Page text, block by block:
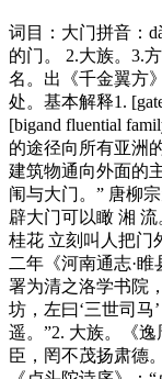
词目：大门拼音：
的门。 2.大族。3.
名。出《千金翼方
处。基本解释1.
[bigand fluential
的途径向所有亚洲
建筑物通向外面的
闱与大门。” 唐柳
辟大门可以瞰 湘
桂花 立刻叫人把门
二年《河南通志·
署为清之洛学书院
坊，左曰‘三世司马
遥。”2. 大族。《
臣，罔不茂扬肃德